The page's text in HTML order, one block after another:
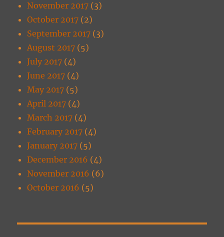
November 2017 (3)
October 2017 (2)
September 2017 (3)
August 2017 (5)
July 2017 (4)
June 2017 (4)
May 2017 (5)
April 2017 (4)
March 2017 (4)
February 2017 (4)
January 2017 (5)
December 2016 (4)
November 2016 (6)
October 2016 (5)